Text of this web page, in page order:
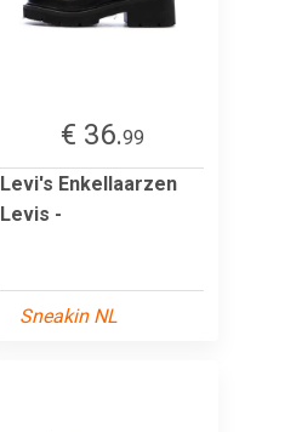
€ 36.99
Levi's Enkellaarzen
Levis -
Sneakin NL